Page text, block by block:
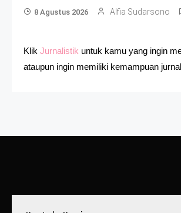
8 Agustus 2026 Alfia Sudarsono
Klik Jurnalistik untuk kamu yang ingin
ataupun ingin memiliki kemampuan